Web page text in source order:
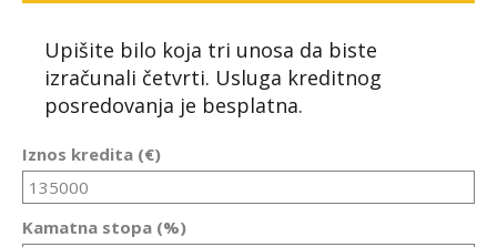
Upišite bilo koja tri unosa da biste
izračunali četvrti. Usluga kreditnog
posredovanja je besplatna.
Iznos kredita (€)
Kamatna stopa (%)